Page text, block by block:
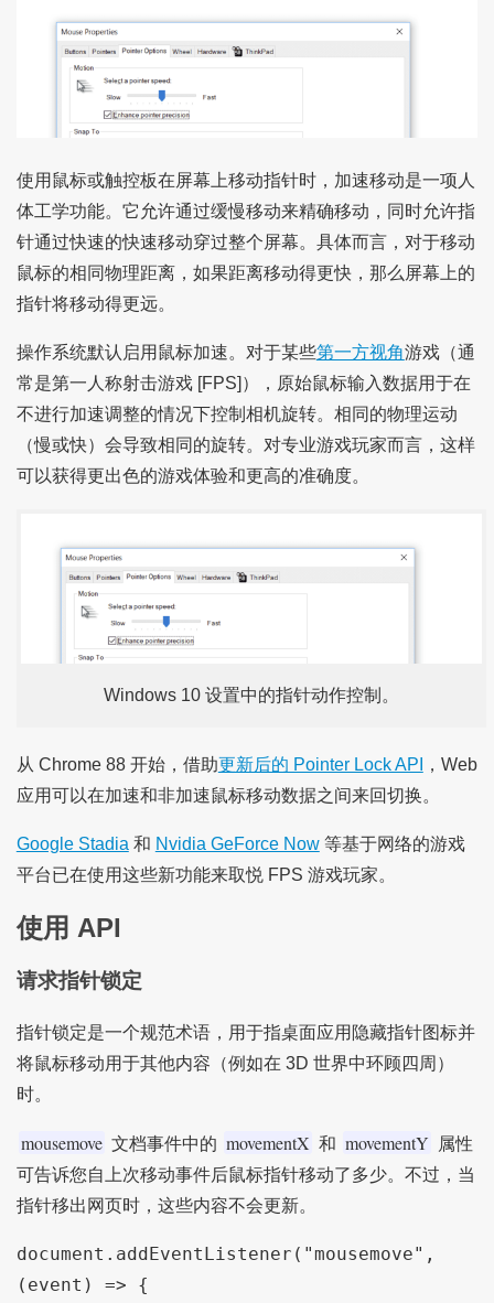
使用鼠标或触控板在屏幕上移动指针时，加速移动是一项人
体工学功能。它允许通过缓慢移动来精确移动，同时允许指
针通过快速的快速移动穿过整个屏幕。具体而言，对于移动
鼠标的相同物理距离，如果距离移动得更快，那么屏幕上的
指针将移动得更远。
操作系统默认启用鼠标加速。对于某些第一方视角游戏（通
常是第一人称射击游戏 [FPS]），原始鼠标输入数据用于在
不进行加速调整的情况下控制相机旋转。相同的物理运动
（慢或快）会导致相同的旋转。对专业游戏玩家而言，这样
可以获得更出色的游戏体验和更高的准确度。
Windows 10 设置中的指针动作控制。
从 Chrome 88 开始，借助更新后的 Pointer Lock API
，Web
应用可以在加速和非加速鼠标移动数据之间来回切换。
Google Stadia 和 Nvidia GeForce Now等基于网络的游戏
平台已在使用这些新功能来取悦 FPS 游戏玩家。
使用 API
请求指针锁定
指针锁定是一个规范术语，用于指桌面应用隐藏指针图标并
将鼠标移动用于其他内容（例如在 3D 世界中环顾四周）
时。
mousemove 文档事件中的 movementX 和 movementY
属性
可告诉您自上次移动事件后鼠标指针移动了多少。不过，当
指针移出网页时，这些内容不会更新。
document . addEventListener ( "mousemove" ,
( event ) =>
{